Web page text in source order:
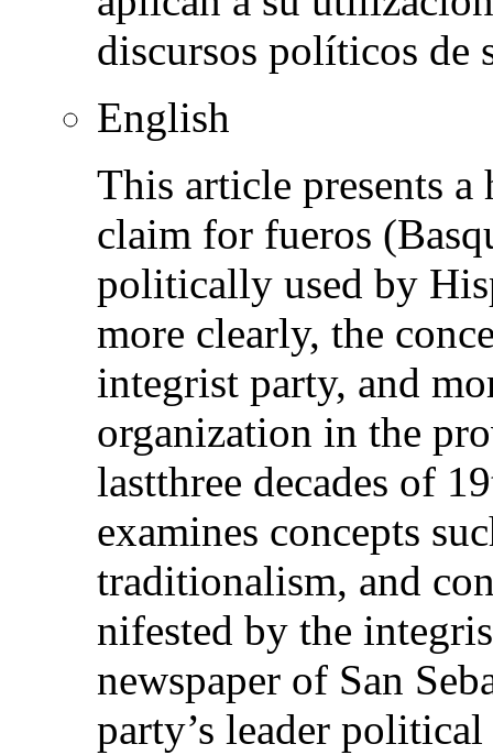
discursos políticos de
English
This article presents
claim for fueros
politically used by
more clearly, the
integrist party, and
organization in the
lastthree decades of
examines concepts
traditionalism, and
nifested by the
newspaper of San
party’s leader political